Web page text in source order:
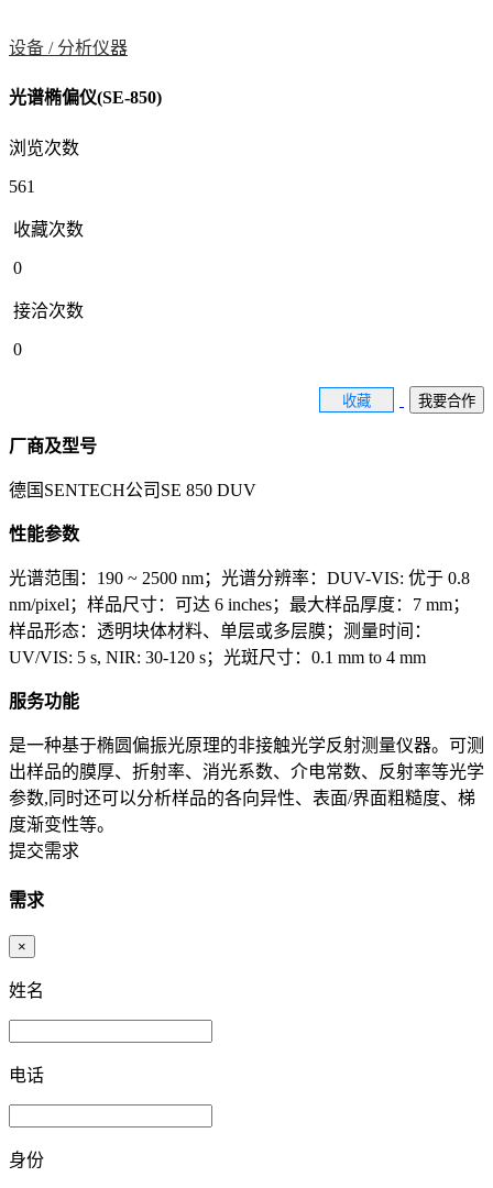
设备 / 分析仪器
光谱椭偏仪(SE-850)
浏览次数
561
收藏次数
0
接洽次数
0
收藏 我要合作
厂商及型号
德国SENTECH公司SE 850 DUV
性能参数
光谱范围：190 ~ 2500 nm；光谱分辨率：DUV-VIS: 优于 0.8
nm/pixel；样品尺寸：可达 6 inches；最大样品厚度：7 mm；
样品形态：透明块体材料、单层或多层膜；测量时间：
UV/VIS: 5 s, NIR: 30-120 s；光斑尺寸：0.1 mm to 4 mm
服务功能
是一种基于椭圆偏振光原理的非接触光学反射测量仪器。可测
出样品的膜厚、折射率、消光系数、介电常数、反射率等光学
参数,同时还可以分析样品的各向异性、表面/界面粗糙度、梯
度渐变性等。
提交需求
需求
×
姓名
电话
身份